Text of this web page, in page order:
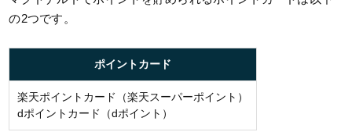
の2つです。
ポイントカード
楽天ポイントカード（楽天スーパーポイント）
dポイントカード（dポイント）